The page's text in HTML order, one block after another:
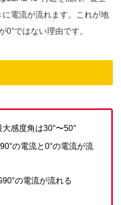
電流が流れます。これが地
0°ではない理由です。
感度角は30°〜50°
の電流と0°の電流が流
の電流が流れる